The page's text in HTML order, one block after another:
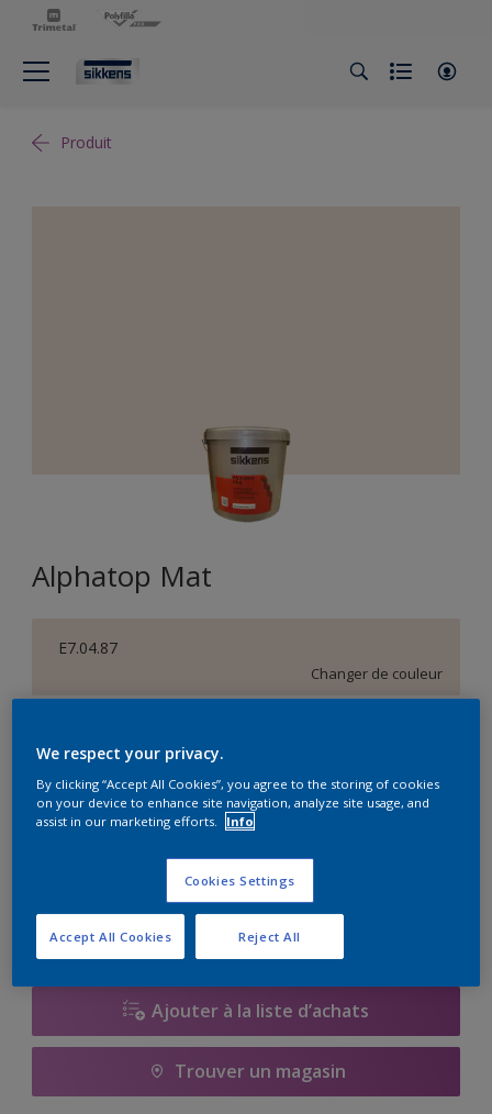
Produit
Alphatop Mat
E7.04.87
Changer de couleur
Quantité Calculateur de peinture
Ajouter à la liste d’achats
Trouver un magasin
We respect your privacy.
By clicking “Accept All Cookies”, you agree to the storing of cookies
on your device to enhance site navigation, analyze site usage, and
assist in our marketing efforts.
Info
Cookies Settings
Reject All
Accept All Cookies